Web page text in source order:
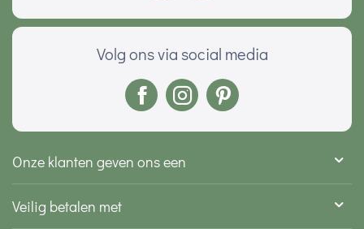
Volg ons via social media
Onze klanten geven ons een
Veilig betalen met